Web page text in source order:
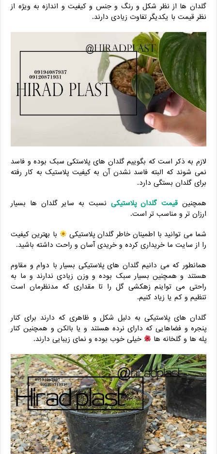
گلدان ها از نظر شکل و رنگ و جنس و کیفیت و اندازه به ویژه از
نظر قیمت با یکدیگر تفاوت زیادی دارند.
لازم به ذکر است که بگوییم گلدان های پلاستکی سبک بوده و فاسد
نمی شوند که البته فاسد نشدن آن به کیفیت پلاستیک به کار رفته
برای گلدان بستگی دارد.
همچنین قیمت گلدان پلاستیکی نسبت به سایر گلدان ها بسیار
ارزان تر و مناسب تر است.
شما می توانید با اطمینان خاطر گلدان پلاستیکی
با بهترین کیفیت
را از سایت ما خریداری کرده و خریدی آسان و راحت داشته باشید.
همانطور که می دانیم گلدان های پلاستیکی بسیار با دوام و مقاوم
هستند و همچنین بسیار سبک بوده و وزن زیادی ندارند و ما به
راحتی می تواینم زهکشی گل را تا مقداری که مدنظرمان است
تنظیم و کم یا زیاد کنیم.
گلدان های پلاستیکی به دلیل شکل و ظاهری که دارند برای کنار
پنجره و فضاهایی که دارای نرده هستند و یا بالکن و همچنین کنار
پله ها و گلخانه ها
خیلی خوب بوده و نمای زیبایی دارند.